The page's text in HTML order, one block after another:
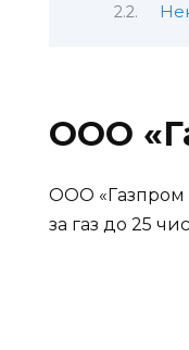
ООО
ООО «Газпром
за газ до 25